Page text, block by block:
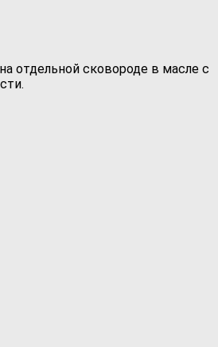
отдельной сковороде в масле с